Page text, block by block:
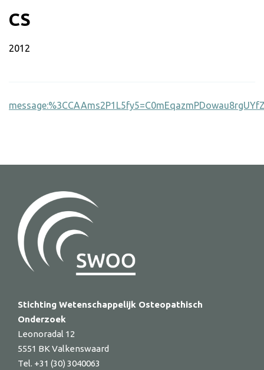
CS
2012
Stichting Wetenschappelijk Osteopathisch
Onderzoek
Leonoradal 12
5551 BK Valkenswaard
Tel. +31 (30) 3040063